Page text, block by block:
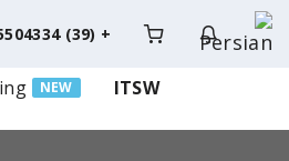
+ (39) 06.45504334
ITSW
NEW